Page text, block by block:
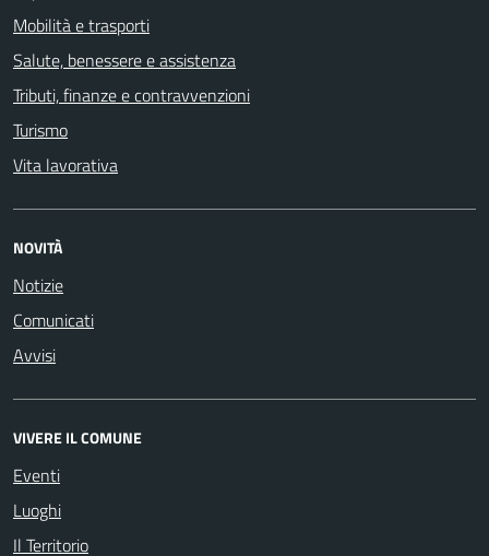
Mobilità e trasporti
Salute, benessere e assistenza
Tributi, finanze e contravvenzioni
Turismo
Vita lavorativa
NOVITÀ
Notizie
Comunicati
Avvisi
VIVERE IL COMUNE
Eventi
Luoghi
Il Territorio